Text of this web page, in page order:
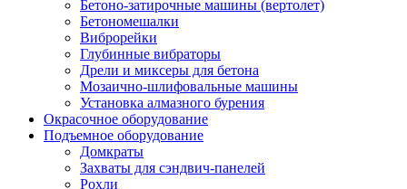
Бетоно-затирочные машины (вертолет)
Бетономешалки
Виброрейки
Глубинные вибраторы
Дрели и миксеры для бетона
Мозаично-шлифовальные машины
Установка алмазного бурения
Окрасочное оборудование
Подъемное оборудование
Домкраты
Захваты для сэндвич-панелей
Рохли